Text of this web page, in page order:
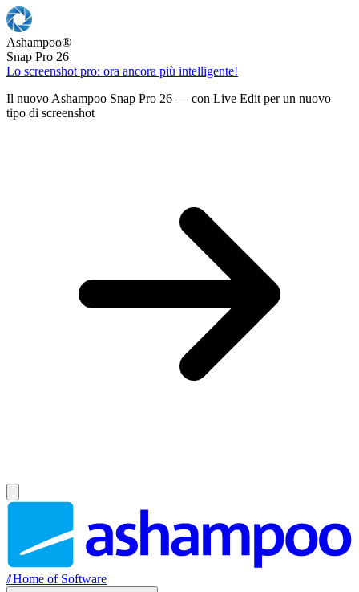
Ashampoo®
Snap Pro 26
Lo screenshot pro: ora ancora più intelligente!
Il nuovo Ashampoo Snap Pro 26 — con Live Edit per un nuovo
tipo di screenshot
//Home of Software